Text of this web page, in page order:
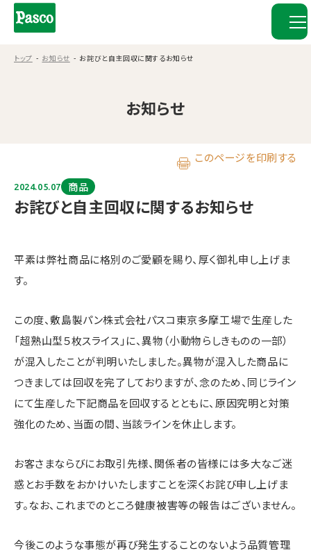
トップ お知らせ お詫びと自主回収に関するお知らせ
お知らせ
お詫びと自主回収に関するお知らせ
2024.05.07 商品
このページを印刷する
平素は弊社商品に格別のご愛顧を賜り、厚く御礼申し上げま
す。
この度、敷島製パン株式会社パスコ東京多摩工場で生産した
「超熟山型５枚スライス」に、異物（小動物らしきものの一部）
が混入したことが判明いたしました。異物が混入した商品に
つきましては回収を完了しておりますが、念のため、同じライン
にて生産した下記商品を回収するとともに、原因究明と対策
強化のため、当面の間、当該ラインを休止します。
お客さまならびにお取引先様、関係者の皆様には多大なご迷
惑とお手数をおかけいたしますことを深くお詫び申し上げま
す。なお、これまでのところ健康被害等の報告はございません。
今後このような事態が再び発生することのないよう品質管理